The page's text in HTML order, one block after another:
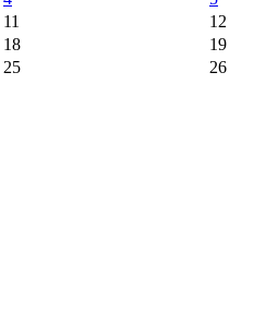
11 12
18 19
25 26